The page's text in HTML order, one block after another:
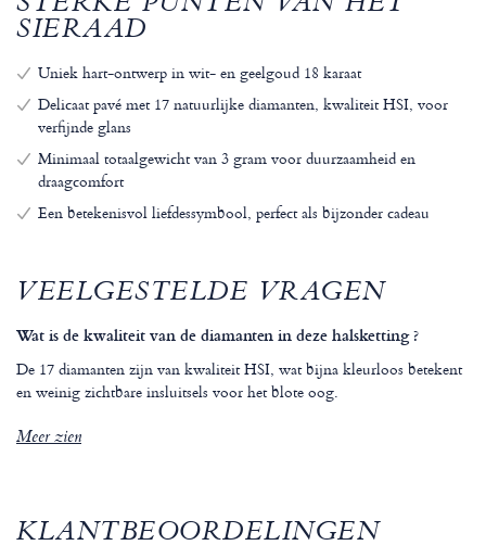
SIERAAD
Uniek hart-ontwerp in wit- en geelgoud 18 karaat
Delicaat pavé met 17 natuurlijke diamanten, kwaliteit HSI, voor
verfijnde glans
Minimaal totaalgewicht van 3 gram voor duurzaamheid en
draagcomfort
Een betekenisvol liefdessymbool, perfect als bijzonder cadeau
VEELGESTELDE VRAGEN
Wat is de kwaliteit van de diamanten in deze halsketting ?
De 17 diamanten zijn van kwaliteit HSI, wat bijna kleurloos betekent
en weinig zichtbare insluitsels voor het blote oog.
Meer zien
KLANTBEOORDELINGEN